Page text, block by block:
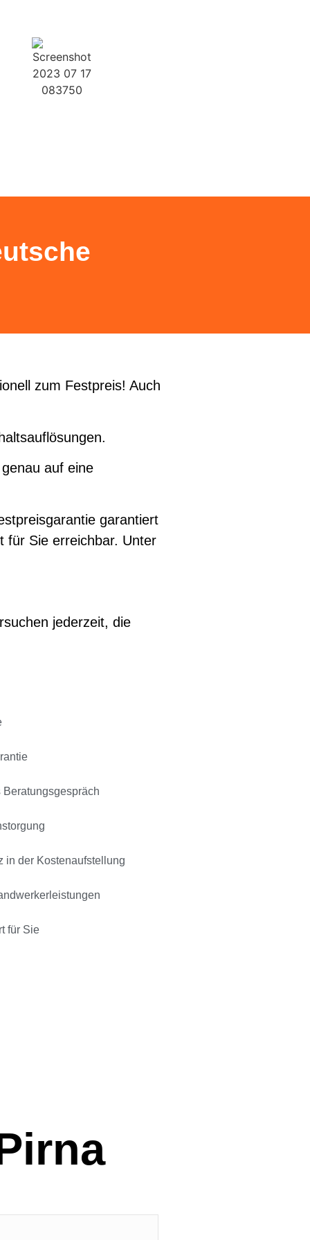
zum Festpreis! Auch
auf eine
garantiert
für Sie erreichbar. Unter
jederzeit, die
Beratungsgespräch
in der Kostenaufstellung
für Sie